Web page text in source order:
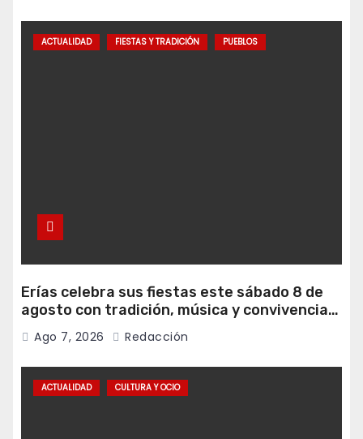
ACTUALIDAD FIESTAS Y TRADICIÓN PUEBLOS
Erías celebra sus fiestas este sábado 8 de
agosto con tradición, música y convivencia
vecinal
Ago 7, 2026 Redacción
ACTUALIDAD CULTURA Y OCIO